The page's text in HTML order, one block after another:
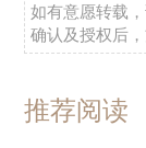
如有意愿转载
确认及授权后，
推荐阅读